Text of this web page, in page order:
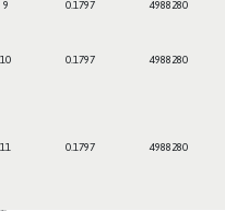
9 0.1797 4988280
10 0.1797 4988280
11 0.1797 4988280